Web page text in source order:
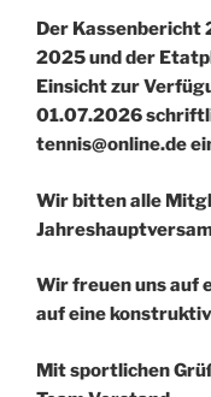
Der Kassenbericht
2025 und der
Einsicht zur
01.07.2026
tennis@online.de
Wir bitten alle
Wir freuen uns auf
auf eine
Mit sportlichen